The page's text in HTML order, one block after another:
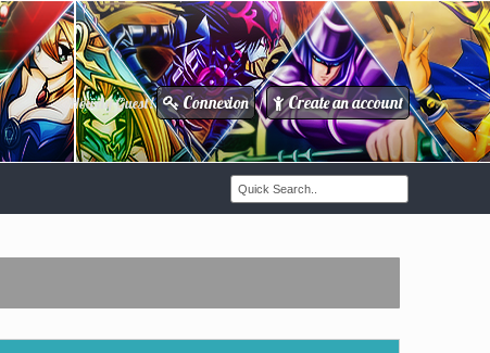
Howdy Guest! Connexion / Create an account